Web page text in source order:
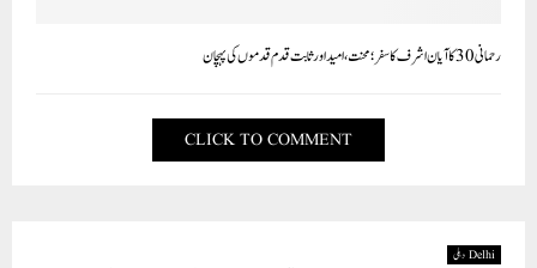
رحمانی 30 کا آیان اشرف کا سفر؛ محنت، امید اور ثابت قدم قدموں کی پہچان
CLICK TO COMMENT
Delhi دہلی